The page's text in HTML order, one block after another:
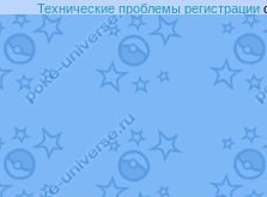
Технические проблемы регистрации
доброе утро славянеот Dakkuв
Йолда и Мимикьюот MavisNyanCat
Недовольный котомангуст
от
The Dark Wishmakerот Randomon в
в
ilovearceus
Raging Boltот GraceDaFox
в
Shadow mismagius от
в
художник
от vicavica в фанарте.